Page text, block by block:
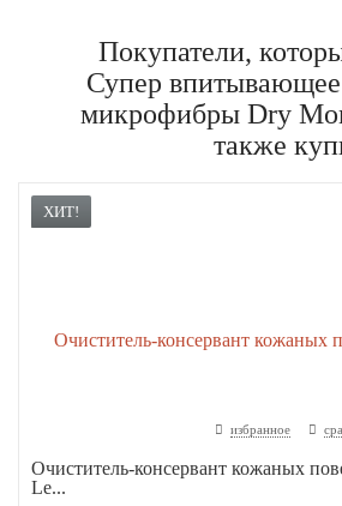
Покупатели,
Супер впитывающее
микрофибры Dry
также
ХИТ!
избранное
Очиститель-консервант кожаных
Le...